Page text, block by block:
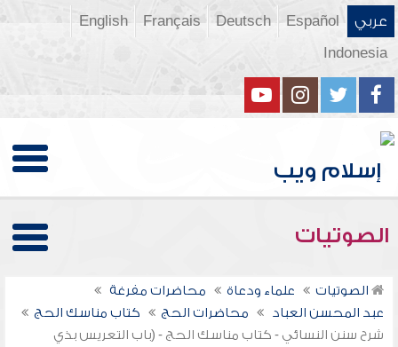
عربي Español
Deutsch
Français
English
Indonesia
الصوتيات
الصوتيات علماء ودعاة
محاضرات مفرغة
عبد المحسن العباد
محاضرات الحج
كتاب مناسك الحج
شرح سنن النسائي - كتاب مناسك الحج - (باب التعريس بذي